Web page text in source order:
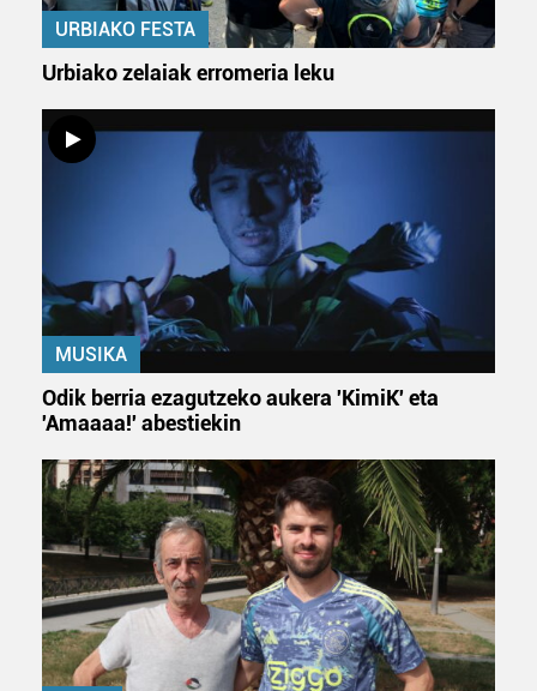
erabiltzeko baimen esplizitua ematen diguzu.Gehiago
irakurri
URBIAKO FESTA
Urbiako zelaiak erromeria leku
MUSIKA
Odik berria ezagutzeko aukera 'KimiK' eta
'Amaaaa!' abestiekin